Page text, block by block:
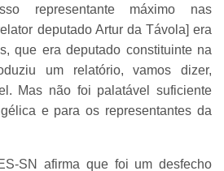
representante máximo nas
deputado Artur da Távola] era
que era deputado constituinte na
um relatório, vamos dizer,
Mas não foi palatável suficiente
e para os representantes da
SN afirma que foi um desfecho